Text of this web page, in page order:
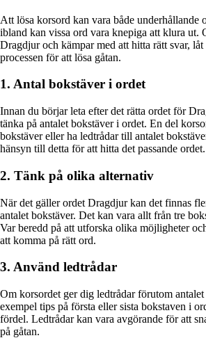
Att lösa korsord kan vara både underhållande
ibland kan vissa ord vara knepiga att klura ut.
Dragdjur och kämpar med att hitta rätt svar,
processen för att lösa gåtan.
1. Antal bokstäver i ordet
Innan du börjar leta efter det rätta ordet för
tänka på antalet bokstäver i ordet. En del
bokstäver eller ha ledtrådar till antalet
hänsyn till detta för att hitta det passande ordet.
2. Tänk på olika alternativ
När det gäller ordet Dragdjur kan det finnas
antalet bokstäver. Det kan vara allt från tre
Var beredd på att utforska olika möjligheter
att komma på rätt ord.
3. Använd ledtrådar
Om korsordet ger dig ledtrådar förutom
exempel tips på första eller sista bokstaven i
fördel. Ledtrådar kan vara avgörande för att
på gåtan.